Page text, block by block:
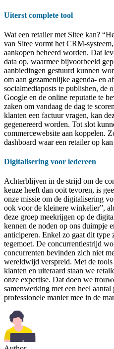
Uiterst complete tool
Wat een retailer met Sitee kan?
van Sitee vormt het CRM-
aankopen beheerd worden. Dat
data op, waarmee bijvoorbeeld
aanbiedingen gestuurd kunnen
om aan gezamenlijke agenda- en
socialmediaposts te publishen, de
Google en de online reputatie te
zaken om vandaag de dag te
klanten een factuur vragen, kan
gegenereerd worden. Tot slot
commercewebsite aan koppelen.
dashboard waar een retailer op
Digitalisering voor iedereen
Achterblijven in de strijd om de
keuze heeft dan ooit tevoren, is
onze missie om de digitalisering
ook voor de kleinere winkelier”,
deze groep meekrijgen op de
kennen de noden op ons duimpje
anticiperen. Enkel zo gaat dit type
tegemoet. De concurrentiestrijd
concurrenten bevinden zich niet
wereldwijd verspreid. Met de
klanten en uiteraard staan we
onze expertise. Dat doen we
samenwerking met een heel aantal
professionele manier mee in de